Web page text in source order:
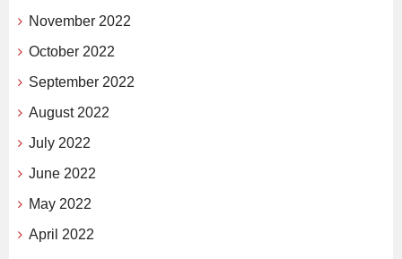
November 2022
October 2022
September 2022
August 2022
July 2022
June 2022
May 2022
April 2022